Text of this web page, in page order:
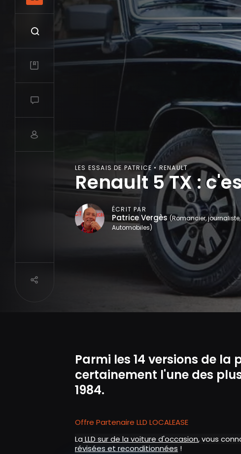
Mes vidéos
Compte utilisateur
LES ESSAIS DE PATRICE • RENAULT
Renault 5 TX :
ÉCRIT PAR
Patrice Vergès (Romancier,
Automobiles)
Parmi les 14 versions de la
certainement l'une des
1984.
Offre Partenaire LLD LOCALEASE
La LLD sur de la voiture d'occasion, vous
révisées et reconditionnées !